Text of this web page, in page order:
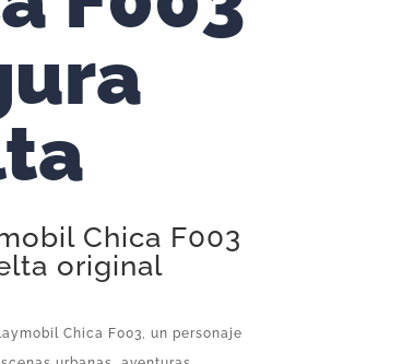
Chica F003
original
Chica F003, un personaje